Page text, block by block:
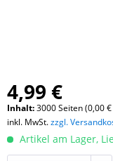
4,99 €
Inhalt:3000 Seiten (0,00
inkl. MwSt.zzgl.
Artikel am Lager,